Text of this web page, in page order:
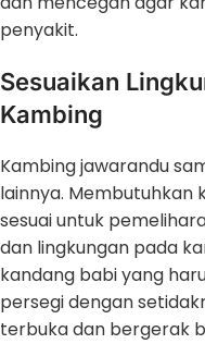
penyakit.
Sesuaikan
Kambing
Kambing jawarandu
lainnya. Membutuhkan
sesuai untuk
dan lingkungan pada
kandang babi yang
persegi dengan
terbuka dan bergerak